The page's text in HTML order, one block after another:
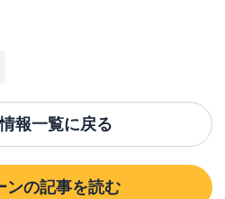
報一覧に戻る
ンの記事を読む